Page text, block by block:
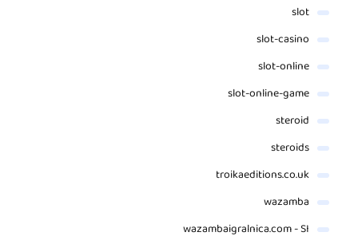
slot
slot-casino
slot-online
slot-online-game
steroid
steroids
troikaeditions.co.uk
wazamba
wazambaigralnica.com - SI